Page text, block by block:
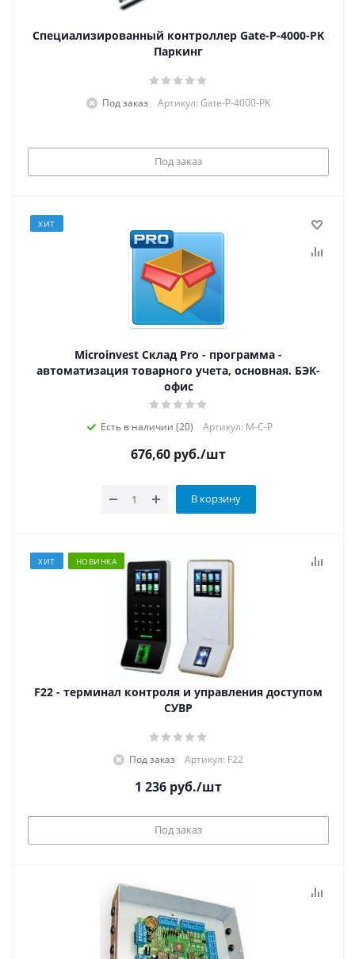
Специализированный контроллер Gate-P-4000-PK
Паркинг
Под заказ Артикул: Gate-P-4000-PK
Под заказ
ХИТ
Microinvest Склад Pro - программа -
автоматизация товарного учета, основная. БЭК-
офис
Есть в наличии (20) Артикул: M-C-P
676,60 руб./шт
В корзину
ХИТ НОВИНКА
F22 - терминал контроля и управления доступом
СУВР
Под заказ Артикул: F22
1 236 руб./шт
Под заказ